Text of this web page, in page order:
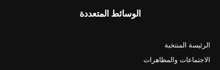
الوسائط المتعددة
الرئيسة المنتخبة
الاجتماعات والمظاهرات